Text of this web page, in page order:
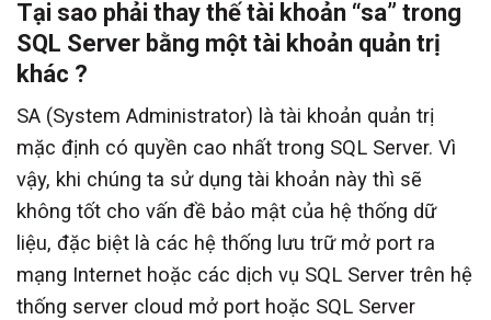
Tại sao phải thay thế tài khoản “sa” trong
SQL Server bằng một tài khoản quản trị
khác ?
SA (System Administrator) là tài khoản quản trị
mặc định có quyền cao nhất trong SQL Server. Vì
vậy, khi chúng ta sử dụng tài khoản này thì sẽ
không tốt cho vấn đề bảo mật của hệ thống dữ
liệu, đặc biệt là các hệ thống lưu trữ mở port ra
mạng Internet hoặc các dịch vụ SQL Server trên hệ
thống server cloud mở port hoặc SQL Server